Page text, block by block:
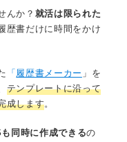
抜け漏れに注意する
い時間を避ける
んか？ 就活は限られた
歴書だけに時間をかけ
「 履歴書メーカー 」を
テンプレートに沿って
成します。
も同時に作成できるの
・自己PR例文4選